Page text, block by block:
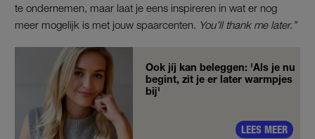
te ondernemen, maar laat je eens inspireren in wat er nog
meer mogelijk is met jouw spaarcenten.
You’ll thank me later.”
Ook jíj kan beleggen: 'Als je nu
begint, zit je er later warmpjes
bij'
LEES MEER